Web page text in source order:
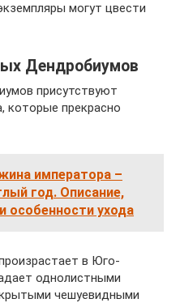
могут цвести
Дендробиумов
присутствуют
которые прекрасно
императора –
год. Описание,
особенности ухода
в Юго-
однолистными
чешуевидными